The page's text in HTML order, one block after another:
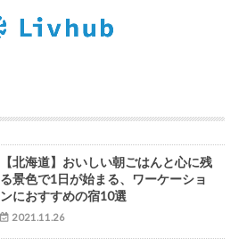
【北海道】おいしい朝ごはんと心に残
る景色で1日が始まる、ワーケーショ
ンにおすすめの宿10選
2021.11.26